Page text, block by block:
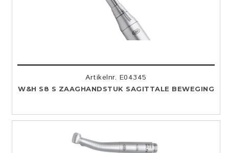
Artikelnr. E04345
W&H S8 S ZAAGHANDSTUK SAGITTALE BEWEGING